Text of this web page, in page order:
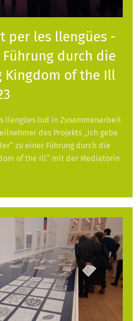
per les llengües -
durch die
Kingdom of the Ill
llengües lud in Zusammenarbeit
des Projekts „Ich gebe
zu einer Führung durch die
of the Ill“ mit der Mediatorin